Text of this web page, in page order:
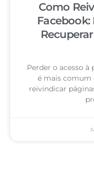
Como
Facebook:
Perder o acesso
é mais comum
reivindicar